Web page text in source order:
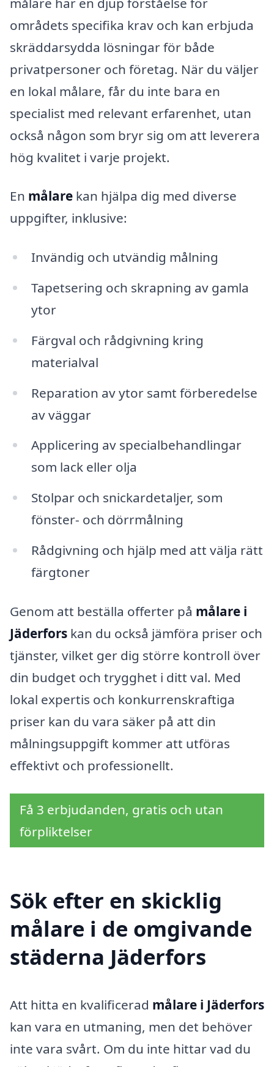
områdets specifika krav och kan erbjuda
skräddarsydda lösningar för både
privatpersoner och företag. När du väljer
en lokal målare, får du inte bara en
specialist med relevant erfarenhet, utan
också någon som bryr sig om att leverera
hög kvalitet i varje projekt.
En målare kan hjälpa dig med diverse
uppgifter, inklusive:
Invändig och utvändig målning
Tapetsering och skrapning av gamla
ytor
Färgval och rådgivning kring
materialval
Reparation av ytor samt förberedelse
av väggar
Applicering av specialbehandlingar
som lack eller olja
Stolpar och snickardetaljer, som
fönster- och dörrmålning
Rådgivning och hjälp med att välja rätt
färgtoner
Genom att beställa offerter på målare i
Jäderfors kan du också jämföra priser och
tjänster, vilket ger dig större kontroll över
din budget och trygghet i ditt val. Med
lokal expertis och konkurrenskraftiga
priser kan du vara säker på att din
målningsuppgift kommer att utföras
effektivt och professionellt.
Få 3 erbjudanden, gratis och utan
förpliktelser
Sök efter en skicklig
målare i de omgivande
städerna Jäderfors
Att hitta en kvalificerad målare i Jäderfors
kan vara en utmaning, men det behöver
inte vara svårt. Om du inte hittar vad du